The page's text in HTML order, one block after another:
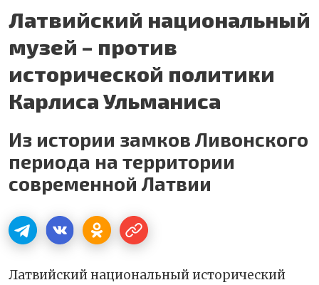
Латвийский национальный
музей – против
исторической политики
Карлиса Ульманиса
Из истории замков Ливонского
периода на территории
современной Латвии
Латвийский национальный исторический